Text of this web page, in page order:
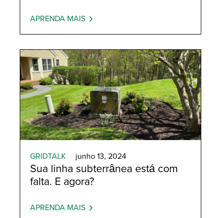
APRENDA MAIS
GRIDTALK junho 13, 2024
Sua linha subterrânea está com
falta. E agora?
APRENDA MAIS